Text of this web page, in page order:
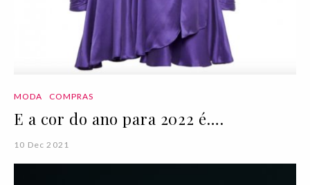
MODA COMPRAS
E a cor do ano para 2022 é….
10 Dec 2021